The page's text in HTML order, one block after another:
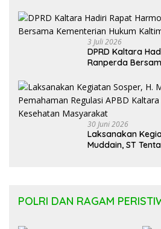
3 Juli 2026
DPRD Kaltara
Ranperda
30 Juni 2026
Laksanakan
Muddain, ST
POLRI DAN RAGAM